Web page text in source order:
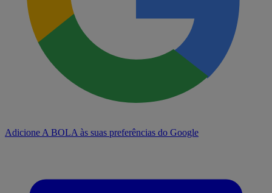
Adicione A BOLA às suas preferências do Google